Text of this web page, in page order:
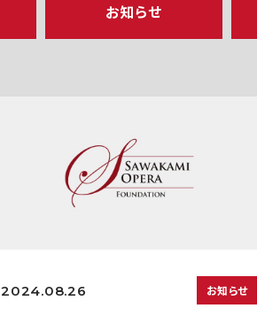
お知らせ
2024.08.26 お知らせ